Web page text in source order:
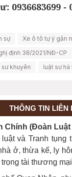
-
sự Xe ô tô tự ý gắn
định 38/2021/NĐ-CP
sư khuyên luật sư
THÔNG TIN LIÊN
Chính (Đoàn
và Tranh tụng
ở, thừa kế, ly
tài thương